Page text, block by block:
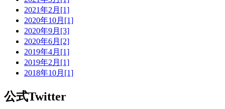
2021年2月[1]
2020年10月[1]
2020年9月[3]
2020年6月[2]
2019年4月[1]
2019年2月[1]
2018年10月[1]
公式Twitter